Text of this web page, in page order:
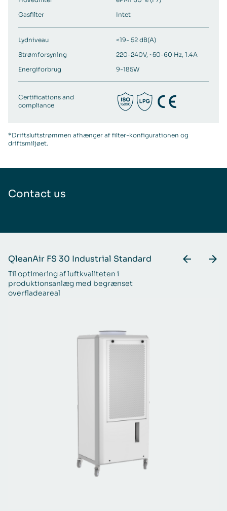
Gasfilter
Intet
Lydniveau
<19- 52 dB(A)
Strømforsyning
220-240V, ~50-60 Hz, 1.4A
Energiforbrug
9-185W
Certifications and
compliance
*Driftsluftstrømmen afhænger af filter-konfigurationen og
driftsmiljøet.
Contact us
QleanAir FS 30 Industrial Standard
Til optimering af luftkvaliteten i
produktionsanlæg med begrænset
overfladeareal